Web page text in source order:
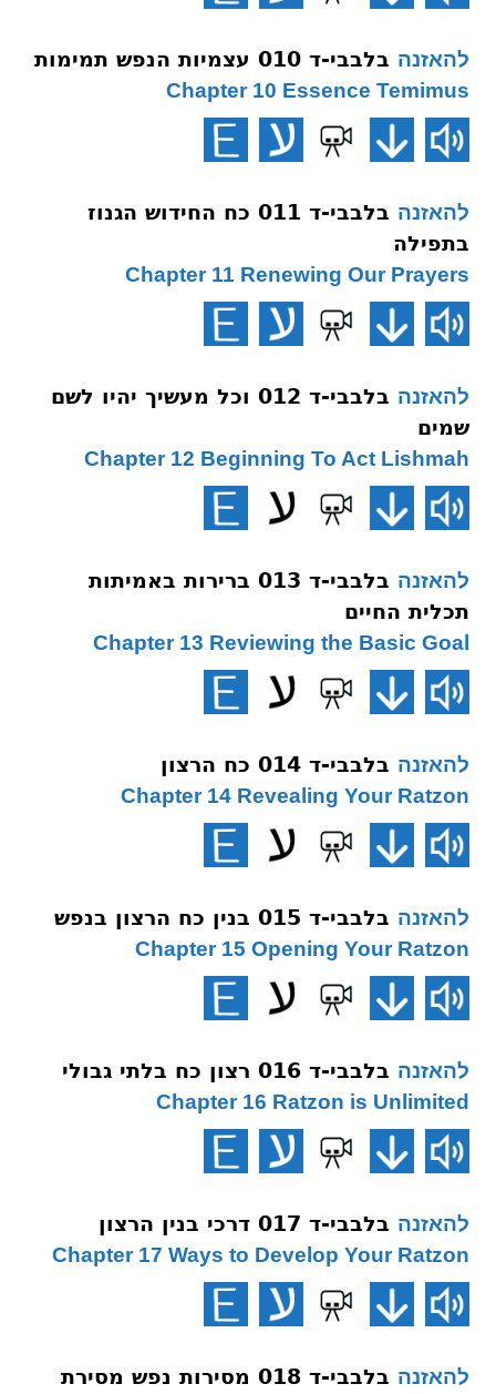
להאזנה בלבבי-ד 010 עצמיות הנפש תמימות
Chapter 10 Essence Temimus
להאזנה
בלבבי-ד 011 כח החידוש הגנוז
בתפילה
Chapter 11 Renewing Our Prayers
להאזנה
בלבבי-ד 012 וכל מעשיך יהיו לשם
שמים
Chapter 12 Beginning To Act Lishmah
להאזנה
בלבבי-ד 013 ברירות באמיתות
תכלית החיים
Chapter 13 Reviewing the Basic Goal
להאזנה בלבבי-ד 014 כח הרצון
Chapter 14 Revealing Your Ratzon
להאזנה בלבבי-ד 015 בנין כח הרצון בנפש
Chapter 15 Opening Your Ratzon
להאזנה בלבבי-ד 016 רצון כח בלתי גבולי
Chapter 16 Ratzon is Unlimited
להאזנה בלבבי-ד 017 דרכי בנין הרצון
Chapter 17 Ways to Develop Your Ratzon
להאזנה
בלבבי-ד 018 מסירות נפש מסירת